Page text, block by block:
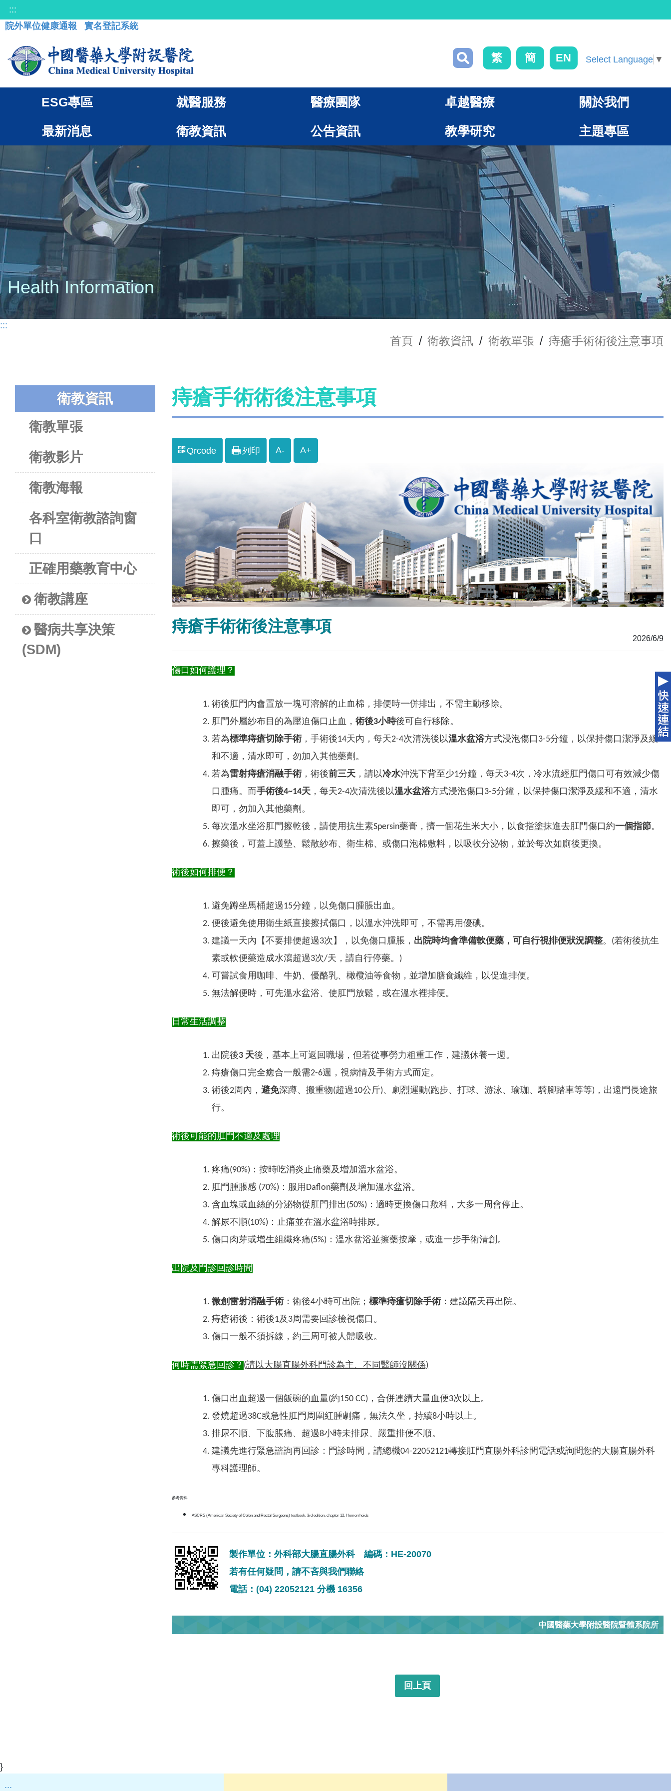
:::
院外單位健康通報
實名登記系統
繁 簡 EN Select Language ▼
ESG專區 就醫服務 醫療團隊 卓越醫療 關於我們
最新消息 衛教資訊 公告資訊 教學研究 主題專區
Health Information
:::
首頁 / 衛教資訊 / 衛教單張 / 痔瘡手術術後注意事項
衛教資訊
衛教單張
衛教影片
衛教海報
各科室衛教諮詢窗
口
正確用藥教育中心
衛教講座
醫病共享決策
(SDM)
痔瘡手術術後注意事項
Qrcode 列印 A- A+
痔瘡手術術後注意事項
2026/6/9
傷口如何護理？
術後肛門內會置放一塊可溶解的止血棉，排便時一併排出，不需主動移除。
肛門外層紗布目的為壓迫傷口止血， 術後3小時後可自行移除。
若為標準痔瘡切除手術，手術後14天內，每天2-4次清洗後以溫水盆浴方式浸泡傷口3-5分鐘，以保持傷口潔淨及緩
和不適，清水即可，勿加入其他藥劑。
若為雷射痔瘡消融手術，術後前三天，請以冷水沖洗下背至少1分鐘，每天3-4次，冷水流經肛門傷口可有效減少傷
口腫痛。而手術後4~14天，每天2-4次清洗後以溫水盆浴方式浸泡傷口3-5分鐘，以保持傷口潔淨及緩和不適，清水
即可，勿加入其他藥劑。
每次溫水坐浴肛門擦乾後，請使用抗生素Spersin藥膏，擠一個花生米大小，以食指塗抹進去肛門傷口約一個指節。
擦藥後，可蓋上護墊、鬆散紗布、衛生棉、或傷口泡棉敷料，以吸收分泌物，並於每次如廁後更換。
術後如何排便？
避免蹲坐馬桶超過15分鐘，以免傷口腫脹出血。
便後避免使用衛生紙直接擦拭傷口，以溫水沖洗即可，不需再用優碘。
建議一天內【不要排便超過3次】，以免傷口腫脹， 出院時均會準備軟便藥，可自行視排便狀況調整。(若術後抗生
素或軟便藥造成水瀉超過3次/天，請自行停藥。)
可嘗試食用咖啡、牛奶、優酪乳、橄欖油等食物，並增加膳食纖維，以促進排便。
無法解便時，可先溫水盆浴、使肛門放鬆，或在溫水裡排便。
日常生活調整
出院後3 天後，基本上可返回職場，但若從事勞力粗重工作，建議休養一週。
痔瘡傷口完全癒合一般需2-6週，視病情及手術方式而定。
術後2周內， 避免深蹲、搬重物(超過10公斤)、劇烈運動(跑步、打球、游泳、瑜珈、騎腳踏車等等)，出遠門長途旅
行。
術後可能的肛門不適及處理
疼痛(90%)： 按時吃消炎止痛藥及增加溫水盆浴。
肛門腫脹感 (70%)： 服用Daflon藥劑及增加溫水盆浴。
含血塊或血絲的分泌物從肛門排出(50%)： 適時更換傷口敷料，大多一周會停止。
解尿不順(10%)： 止痛並在溫水盆浴時排尿。
傷口肉芽或增生組織疼痛(5%)： 溫水盆浴並擦藥按摩，或進一步手術清創。
出院及門診回診時間
微創雷射消融手術：術後4小時可出院； 標準痔瘡切除手術：建議隔天再出院。
痔瘡術後：術後1及3周需要回診檢視傷口。
傷口一般不須拆線，約三周可被人體吸收。
何時需緊急回診？ (請以大腸直腸外科門診為主、不同醫師沒關係)
傷口出血超過一個飯碗的血量(約150 CC)，合併連續大量血便3次以上。
發燒超過38C或急性肛門周圍紅腫劇痛，無法久坐，持續8小時以上。
排尿不順、下腹脹痛、超過8小時未排尿、嚴重排便不順。
建議先進行緊急諮詢再回診：門診時間，請總機04-22052121轉接肛門直腸外科診間電話或詢問您的大腸直腸外科
專科護理師。
參考資料
ASCRS (American Society of Colon and Rectal Surgeons) testbook, 3rd edition, chaptor 12, Hemorrhoids
製作單位：外科部大腸直腸外科 編碼：HE-20070
若有任何疑問，請不吝與我們聯絡
電話：(04) 22052121 分機 16356
中國醫藥大學附設醫院暨體系院所
回上頁
}